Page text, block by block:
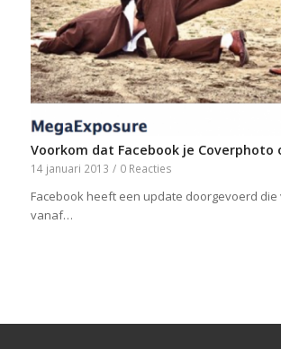
Voorkom dat Facebook je Coverphoto
14 januari 2013 / 0 Reacties
Facebook heeft een update doorgevoerd
vanaf…